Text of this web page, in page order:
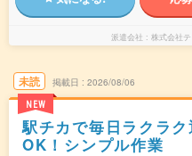
派遣会社 株式会社
未読
NEW
掲載日 2026/08/06
駅チカで毎日ラクラ
OK！シンプル作業